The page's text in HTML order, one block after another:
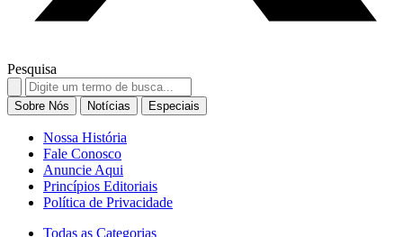
Pesquisa
Search
for:
Sobre Nós Notícias Especiais
Nossa História
Fale Conosco
Anuncie Aqui
Princípios Editoriais
Política de Privacidade
Todas as Categorias